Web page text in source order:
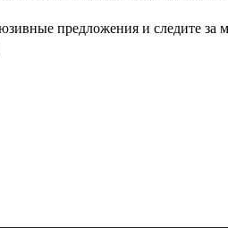
предложения и следите